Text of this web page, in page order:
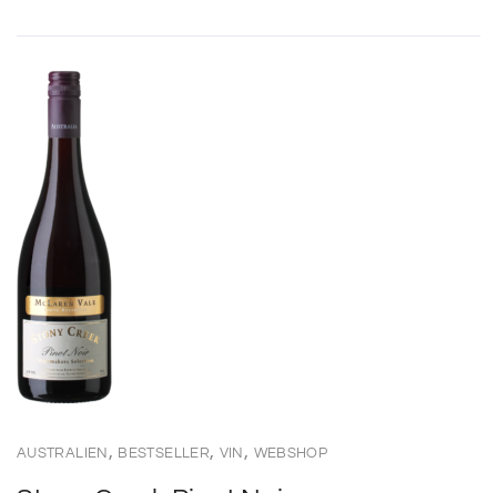
AUSTRALIEN , BESTSELLER, VIN , WEBSHOP